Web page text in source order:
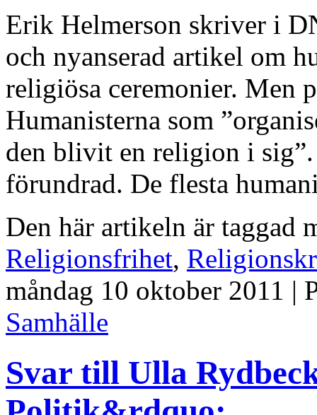
Erik Helmerson skriver i
och nyanserad artikel om
religiösa ceremonier. Men
Humanisterna som
den blivit en religion i
förundrad. De flesta
Den här artikeln är taggad
Religionsfrihet,
måndag 10 oktober 2011 |
Samhälle
Svar till Ulla